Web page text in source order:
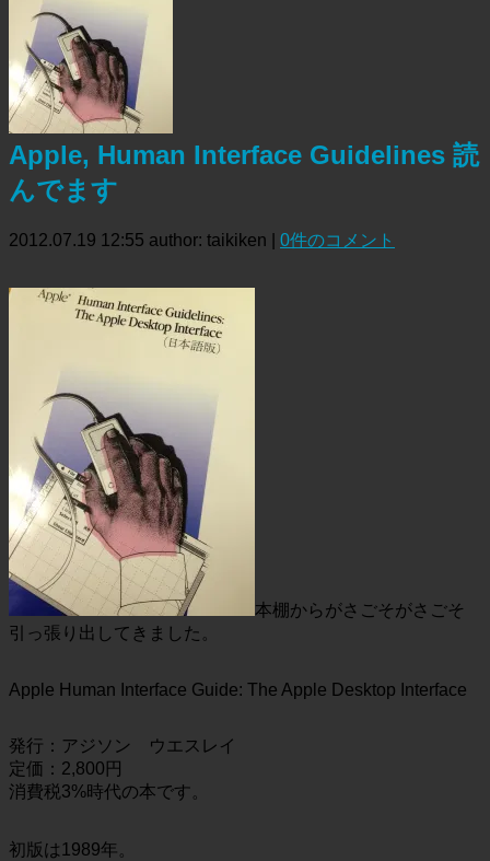
Apple, Human Interface Guidelines 読
んでます
2012.07.19 12:55 author: taikiken 0件のコメント
本棚からがさごそがさごそ
引っ張り出してきました。
Apple Human Interface Guide: The Apple Desktop Interface
発行：アジソン ウエスレイ
定価：2,800円
消費税3%時代の本です。
初版は1989年。